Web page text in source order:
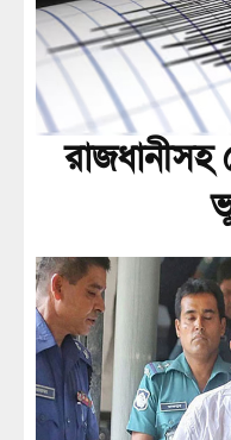
রাজধানীসহ